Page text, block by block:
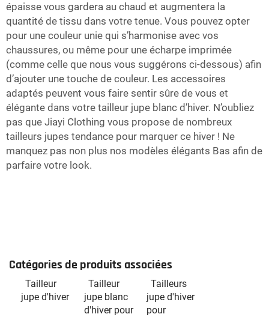
épaisse vous gardera au chaud et augmentera la
quantité de tissu dans votre tenue. Vous pouvez opter
pour une couleur unie qui s’harmonise avec vos
chaussures, ou même pour une écharpe imprimée
(comme celle que nous vous suggérons ci-dessous) afin
d’ajouter une touche de couleur. Les accessoires
adaptés peuvent vous faire sentir sûre de vous et
élégante dans votre tailleur jupe blanc d’hiver. N’oubliez
pas que Jiayi Clothing vous propose de nombreux
tailleurs jupes tendance pour marquer ce hiver ! Ne
manquez pas non plus nos modèles élégants Bas afin de
parfaire votre look.
Catégories de produits associées
Tailleur
jupe d'hiver
Tailleur
jupe blanc
d'hiver pour
Tailleurs
jupe d'hiver
pour